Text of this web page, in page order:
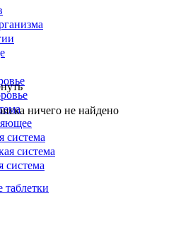
система
система
система
ничего не найдено
таблетки